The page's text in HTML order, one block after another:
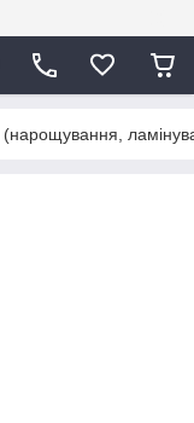
(нарощування,